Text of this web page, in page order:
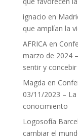
ignacio en
que amplían la
AFRICAen
marzo de 2024
sentir y concebir
Magda en
03/11/2023 –
conocimiento
Logosofía
cambiar el